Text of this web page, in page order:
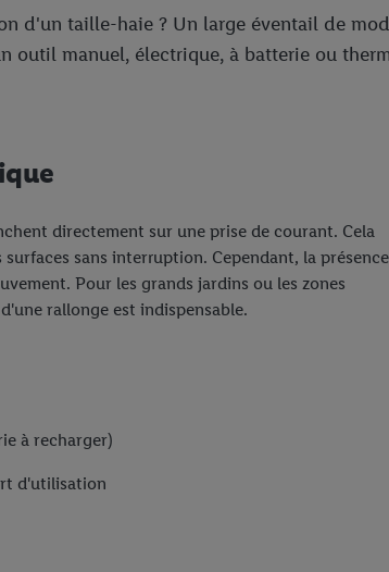
d'un taille-haie ? Un large éventail de
outil manuel, électrique, à batterie ou
directement sur une prise de courant. Cela
sans interruption. Cependant, la présence
Pour les grands jardins ou les zones
rallonge est indispensable.
à recharger)
d'utilisation